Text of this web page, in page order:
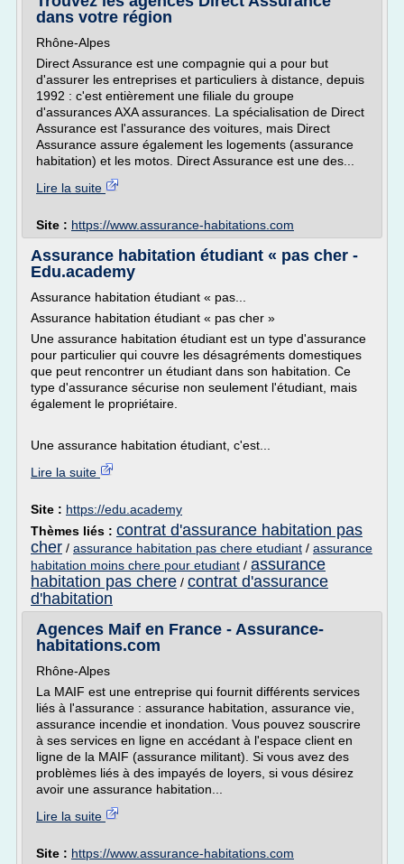
dans votre région
Rhône-Alpes
Direct Assurance est une compagnie qui a pour but
d'assurer les entreprises et particuliers à distance, depuis
1992 : c'est entièrement une filiale du groupe
d'assurances AXA assurances. La spécialisation de Direct
Assurance est l'assurance des voitures, mais Direct
Assurance assure également les logements (assurance
habitation) et les motos. Direct Assurance est une des...
Lire la suite
Site : https://www.assurance-habitations.com
Assurance habitation étudiant « pas cher -
Edu.academy
Assurance habitation étudiant « pas...
Assurance habitation étudiant « pas cher »
Une assurance habitation étudiant est un type d'assurance
pour particulier qui couvre les désagréments domestiques
que peut rencontrer un étudiant dans son habitation. Ce
type d'assurance sécurise non seulement l'étudiant, mais
également le propriétaire.
Une assurance habitation étudiant, c'est...
Lire la suite
Site : https://edu.academy
Thèmes liés : contrat d'assurance habitation pas
cher / assurance habitation pas chere etudiant / assurance
habitation moins chere pour etudiant / assurance
habitation pas chere / contrat d'assurance
d'habitation
Agences Maif en France - Assurance-
habitations.com
Rhône-Alpes
La MAIF est une entreprise qui fournit différents services
liés à l'assurance : assurance habitation, assurance vie,
assurance incendie et inondation. Vous pouvez souscrire
à ses services en ligne en accédant à l'espace client en
ligne de la MAIF (assurance militant). Si vous avez des
problèmes liés à des impayés de loyers, si vous désirez
avoir une assurance habitation...
Lire la suite
Site : https://www.assurance-habitations.com